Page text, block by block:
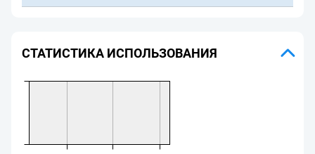
СТАТИСТИКА ИСПОЛЬЗОВАНИЯ